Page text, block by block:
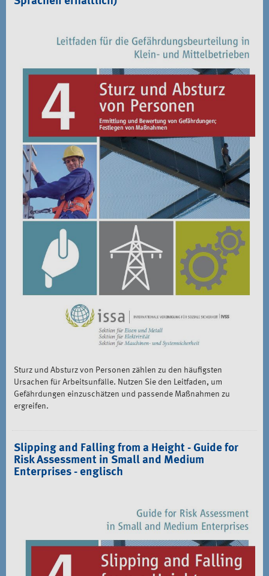
Sturz und Absturz von Personen zählen zu den häufigsten
Ursachen für Arbeitsunfälle. Nutzen Sie den Leitfaden, um
Gefährdungen einzuschätzen und passende Maßnahmen zu
ergreifen.
Slipping and Falling from a Height - Guide for
Risk Assessment in Small and Medium
Enterprises - englisch